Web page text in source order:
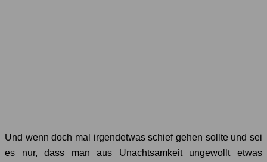
Und wenn doch mal irgendetwas schief gehen sollte und sei
es nur, dass man aus Unachtsamkeit ungewollt etwas